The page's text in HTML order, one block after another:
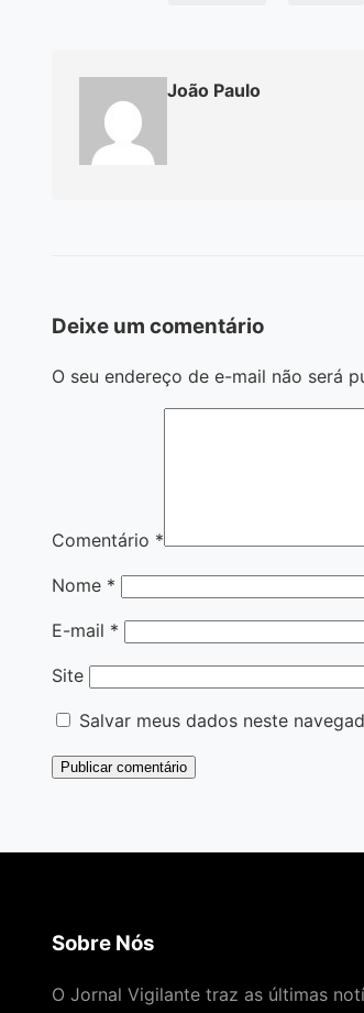
João Paulo
Deixe um comentário
O seu endereço de e-mail não será
Comentário *
Nome *
E-mail *
Site
Salvar meus dados neste
Sobre Nós
O Jornal Vigilante traz as últimas